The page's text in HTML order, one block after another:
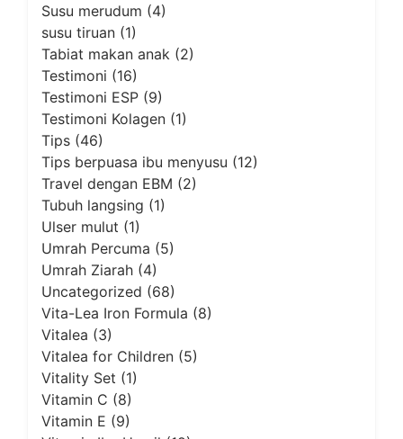
Susu merudum (4)
susu tiruan (1)
Tabiat makan anak (2)
Testimoni (16)
Testimoni ESP (9)
Testimoni Kolagen (1)
Tips (46)
Tips berpuasa ibu menyusu (12)
Travel dengan EBM (2)
Tubuh langsing (1)
Ulser mulut (1)
Umrah Percuma (5)
Umrah Ziarah (4)
Uncategorized (68)
Vita-Lea Iron Formula (8)
Vitalea (3)
Vitalea for Children (5)
Vitality Set (1)
Vitamin C (8)
Vitamin E (9)